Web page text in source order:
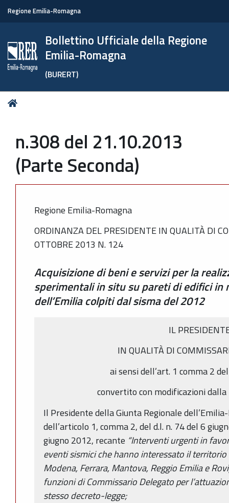
Regione Emilia-Romagna
Bollettino Ufficiale della Regione
Emilia-Romagna
(BURERT)
Tu
n.308 del 21.10.2013
(Parte Seconda)
Regione Emilia-Romagna
ORDINANZA DEL PRESIDENTE IN QUALITÀ DI
OTTOBRE 2013 N. 124
Acquisizione di beni e servizi per la
sperimentali in situ su pareti di edifici in
dell’Emilia colpiti dal sisma del 2012
IL
IN QUALITÀ DI
ai sensi dell’art. 1 comma 2
convertito con modificazioni
Il Presidente della Giunta Regionale
dell’articolo 1, comma 2, del d.l. n. 74 del 6
giugno 2012, recante “Interventi urgenti in
eventi sismici che hanno interessato il
Modena, Ferrara, Mantova, Reggio Emilia e
funzioni di Commissario Delegato per
stesso decreto-legge;